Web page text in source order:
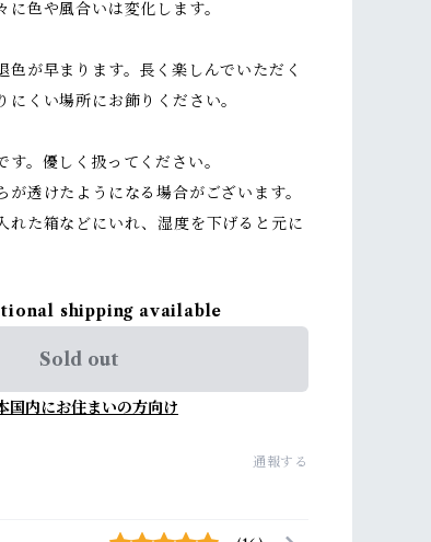
に色や風合いは変化します。
が早まります。長く楽しんでいただく
にくい場所にお飾りください。
。優しく扱ってください。
透けたようになる場合がございます。
れた箱などにいれ、湿度を下げると元に
shipping available
Sold out
国内にお住まいの方向け
通報する